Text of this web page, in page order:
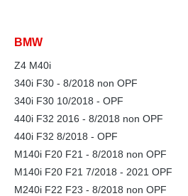
BMW
Z4 M40i
340i F30 - 8/2018 non OPF
340i F30 10/2018 - OPF
440i F32 2016 - 8/2018 non OPF
440i F32 8/2018 - OPF
M140i F20 F21 - 8/2018 non OPF
M140i F20 F21 7/2018 - 2021 OPF
M240i F22 F23 - 8/2018 non OPF